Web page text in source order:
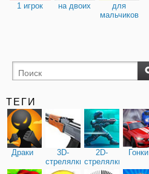
1 игрок на двоих
для
мальчиков
ТЕГИ
Драки
3D-
стрелялки
2D-
стрелялки
Гонки